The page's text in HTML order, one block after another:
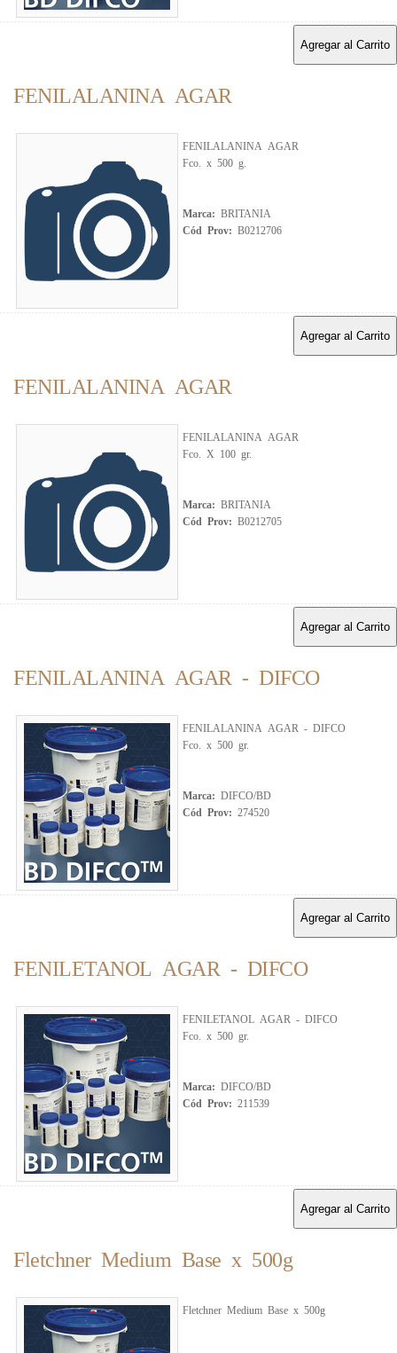
Agregar al Carrito
FENILALANINA AGAR
FENILALANINA AGAR
Fco. x 500 g.
Marca: BRITANIA
Cód Prov: B0212706
Agregar al Carrito
FENILALANINA AGAR
FENILALANINA AGAR
Fco. X 100 gr.
Marca: BRITANIA
Cód Prov: B0212705
Agregar al Carrito
FENILALANINA AGAR - DIFCO
FENILALANINA AGAR - DIFCO
Fco. x 500 gr.
Marca: DIFCO/BD
Cód Prov: 274520
Agregar al Carrito
FENILETANOL AGAR - DIFCO
FENILETANOL AGAR - DIFCO
Fco. x 500 gr.
Marca: DIFCO/BD
Cód Prov: 211539
Agregar al Carrito
Fletchner Medium Base x 500g
Fletchner Medium Base x 500g